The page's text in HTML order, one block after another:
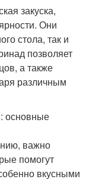
закуска,
Они
стола, так и
позволяет
а также
различным
основные
важно
помогут
вкусными